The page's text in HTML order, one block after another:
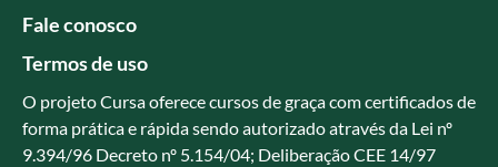
Fale conosco
Termos de uso
O projeto Cursa oferece cursos de graça com certificados de
forma prática e rápida sendo autorizado através da Lei nº
9.394/96 Decreto nº 5.154/04; Deliberação CEE 14/97